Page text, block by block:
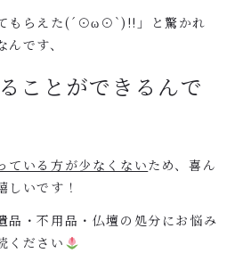
てもらえた(´⊙ω⊙`)!!」と驚かれ
です、
ことができるんで
ている方が少なくないため、喜ん
しいです！
品・不用品・仏壇の処分にお悩み
ください